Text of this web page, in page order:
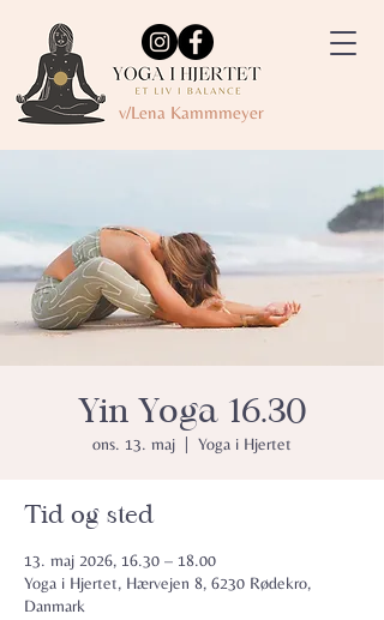
v/Lena Kammmeyer
Yin Yoga 16.30
ons. 13. maj Yoga i Hjertet
Tid og sted
13. maj 2026, 16.30 – 18.00
Yoga i Hjertet, Hærvejen 8, 6230 Rødekro,
Danmark